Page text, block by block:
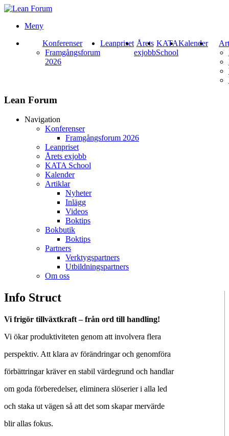
Meny
Konferenser
Framgångsforum
2026
Leanpriset Årets
exjobb
KATA
School
Kalender
Lean Forum
Navigation
Konferenser
Framgångsforum 2026
Leanpriset
Årets exjobb
KATA School
Kalender
Artiklar
Nyheter
Inlägg
Videos
Boktips
Bokbutik
Boktips
Partners
Verktygspartners
Utbildningspartners
Om oss
Info Struct
Vi frigör tillväxtkraft – från ord till handling!
Vi ökar produktiviteten genom att involvera flera
perspektiv. Att klara av förändringar och genomföra
förbättringar kräver en stabil värdegrund och handlar
om goda förberedelser, eliminera slöserier i alla led
och staka ut vägen så att det som skapar mervärde
blir allas fokus.